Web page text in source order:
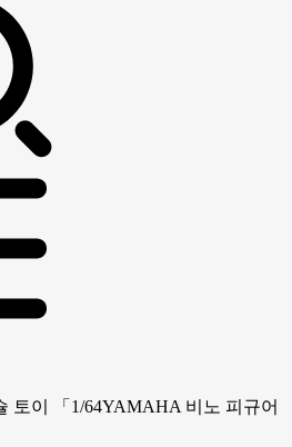
토이 「1/64YAMAHA 비노 피규어